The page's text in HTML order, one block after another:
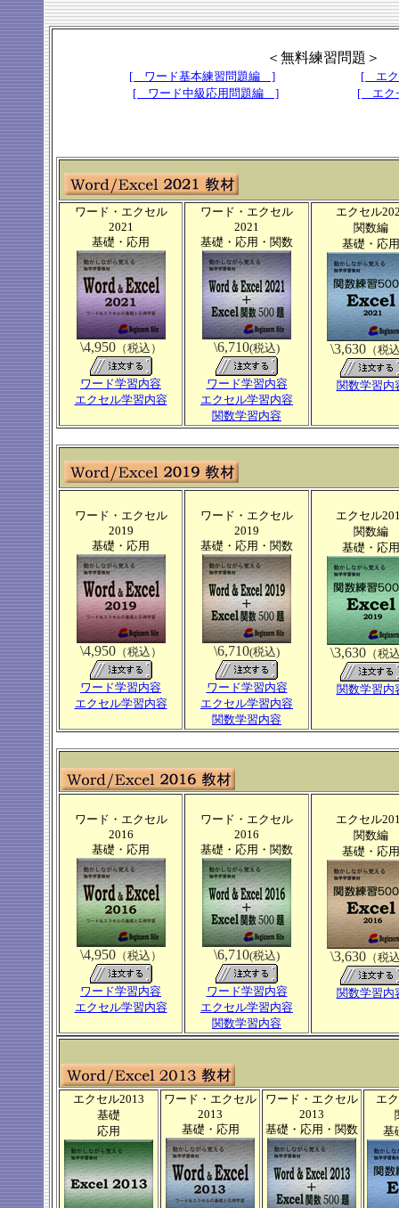
＜無料練習問題＞
[ ワード基本練習問題編 ]
[ エク
[ ワード中級応用問題編 ]
[ エク
ワード・エクセル
2021
基礎・応用
\4,950（税込）
ワード学習内容
エクセル学習内容
ワード・エクセル
2021
基礎・応用・関数
\6,710(税込)
ワード学習内容
エクセル学習内容
関数学習内容
エクセル
関数編
基礎・応用
\3,630（税
関数学習内
ワード・エクセル
2019
基礎・応用
\4,950（税込）
ワード学習内容
エクセル学習内容
ワード・エクセル
2019
基礎・応用・関数
\6,710(税込)
ワード学習内容
エクセル学習内容
関数学習内容
エクセル
関数編
基礎・応用
\3,630（税
関数学習内
ワード・エクセル
2016
基礎・応用
\4,950（税込）
ワード学習内容
エクセル学習内容
ワード・エクセル
2016
基礎・応用・関数
\6,710(税込)
ワード学習内容
エクセル学習内容
関数学習内容
エクセル
関数編
基礎・応用
\3,630（税
関数学習内
エクセル2013
基礎
応用
ワード・エクセル
2013
基礎・応用
ワード・エクセル
2013
基礎・応用・関数
エ
基